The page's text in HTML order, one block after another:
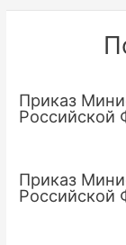
записям
Приказ
Российской
Приказ
Российской